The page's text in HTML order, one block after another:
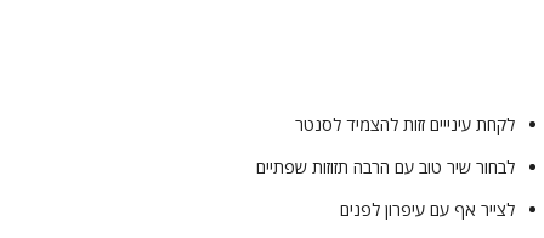
לקחת עינייים זזות להצמיד לסנטר
לבחור שיר טוב עם הרבה תזוזות שפתיים
לצייר אף עם עיפרון לפנים